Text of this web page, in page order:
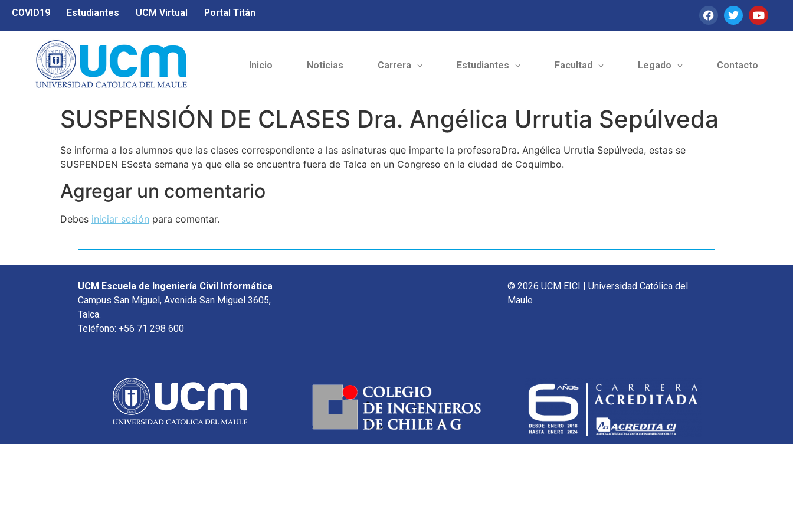
COVID19 Estudiantes UCM Virtual Portal Titán
Inicio Noticias Carrera Estudiantes Facultad Legado Contacto
SUSPENSIÓN DE CLASES Dra. Angélica Urrutia Sepúlveda
Se informa a los alumnos que las clases correspondiente a las asinaturas que imparte la profesoraDra. Angélica Urrutia Sepúlveda, estas se
SUSPENDEN ESesta semana ya que ella se encuentra fuera de Talca en un Congreso en la ciudad de Coquimbo.
Agregar un comentario
Debes iniciar sesión para comentar.
UCM Escuela de Ingeniería Civil Informática
Campus San Miguel, Avenida San Miguel 3605,
Talca.
Teléfono: +56 71 298 600
© 2026 UCM EICI | Universidad Católica del
Maule